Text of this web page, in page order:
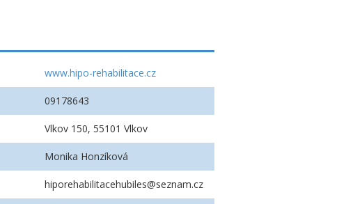
www.hipo-rehabilitace.cz
09178643
Vlkov 150, 55101 Vlkov
Monika Honzíková
hiporehabilitacehubiles@seznam.cz